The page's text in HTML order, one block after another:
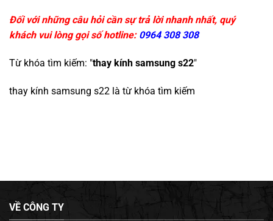
Đối với những câu hỏi cần sự trả lời nhanh nhất, quý
khách vui lòng gọi số hotline: 0964 308 308
Từ khóa tìm kiếm: "thay kính samsung s22"
thay kính samsung s22 là từ khóa tìm kiếm
VỀ CÔNG TY